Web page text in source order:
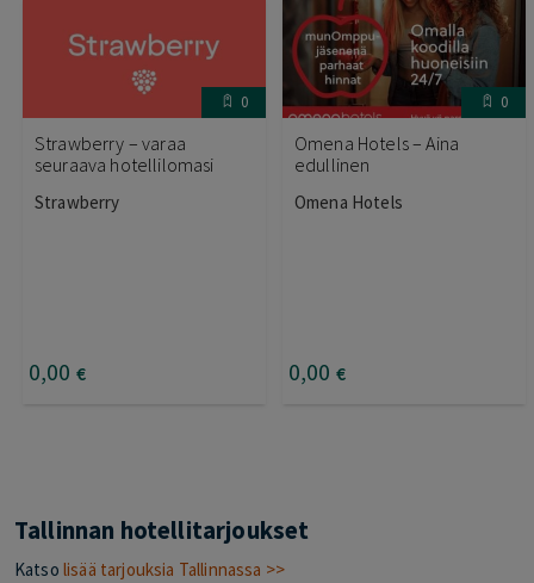
0
Strawberry – varaa
seuraava hotellilomasi
Strawberry
0,00 €
0
Omena Hotels – Aina
edullinen
Omena Hotels
0,00 €
Tallinnan hotellitarjoukset
Katso lisää tarjouksia Tallinnassa >>